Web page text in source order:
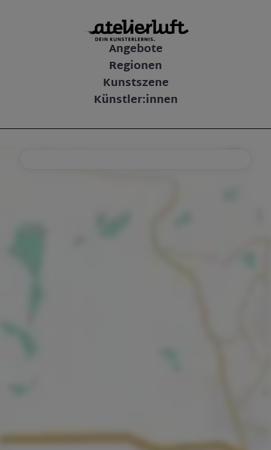
Angebote
Regionen
Kunstszene
Künstler:innen